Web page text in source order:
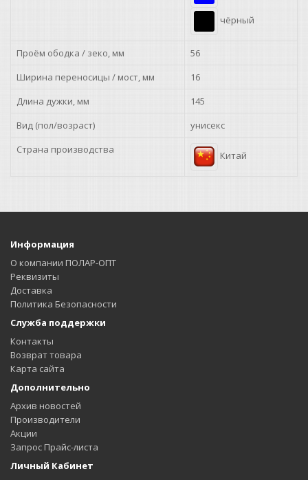
чёрный
Проём ободка / зеко, мм
56
Ширина переносицы / мост, мм
16
Длина дужки, мм
145
Вид (пол/возраст)
унисекс
Страна производства
Китай
Информация
О компании ПОЛАР-ОПТ
Реквизиты
Доставка
Политика Безопасности
Служба поддержки
Контакты
Возврат товара
Карта сайта
Дополнительно
Архив новостей
Производители
Акции
Запрос Прайс-листа
Личный Кабинет